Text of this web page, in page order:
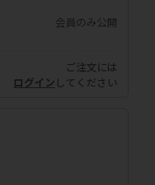
会員のみ公開
ご注文には
ログイン してください